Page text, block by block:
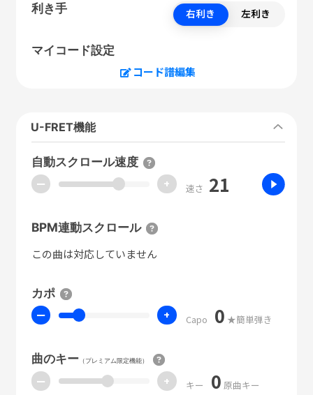
利き手 右利き 左利き
マイコード設定
コード譜編集
U-FRET機能
自動スクロール速度
ー + 速さ 21
BPM連動スクロール
この曲は対応していません
カポ
ー + Capo 0 ★簡単弾き
曲のキー（プレミアム限定機能）
ー + キー 0 原曲キー